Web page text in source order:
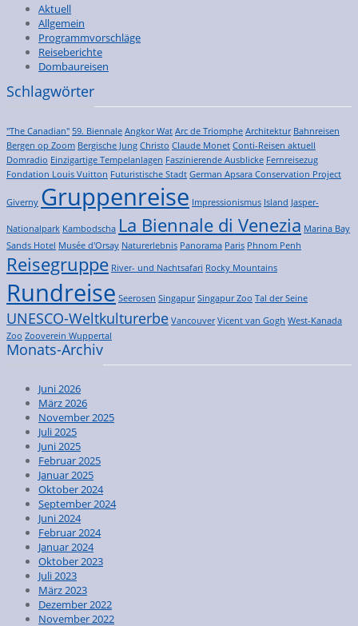
Aktuell
Allgemein
Programmvorschläge
Reiseberichte
Dombaureisen
Schlagwörter
"The Canadian" 59. Biennale Angkor Wat Arc de Triomphe Architektur Bahnreisen
Bergen op Zoom Bergische Jung Christo Claude Monet Conti-Reisen aktuell
Domradio Einzigartige Tempelanlagen Faszinierende Ausblicke Fernreisezug
Fondation Louis Vuitton Futuristische Stadt German Apsara Conservation Project
Giverny Gruppenreise Impressionismus Island Jasper-
Nationalpark Kambodscha La Biennale di Venezia Marina Bay
Sands Hotel Musée d'Orsay Naturerlebnis Panorama Paris Phnom Penh
Reisegruppe River- und Nachtsafari Rocky Mountains
Rundreise Seerosen Singapur Singapur Zoo Tal der Seine
UNESCO-Weltkulturerbe Vancouver Vicent van Gogh West-Kanada
Zoo Zooverein Wuppertal
Monats-Archiv
Juni 2026
März 2026
November 2025
Juli 2025
Juni 2025
Februar 2025
Januar 2025
Oktober 2024
September 2024
Juni 2024
Februar 2024
Januar 2024
Oktober 2023
Juli 2023
März 2023
Dezember 2022
November 2022